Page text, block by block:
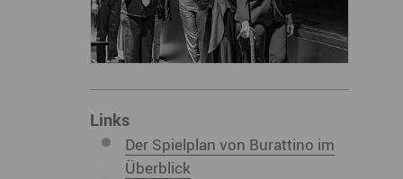
Winterspiele 2026
& Landschaft
und Stauseen im Erzgebirge
Links
Der Spielplan von Burattino im
Überblick